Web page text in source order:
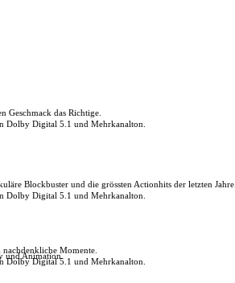
Geschmack das Richtige.
Dolby Digital 5.1 und Mehrkanalton.
Blockbuster und die grössten Actionhits der letzten Jahre.
Dolby Digital 5.1 und Mehrkanalton.
Momente.
und Animation.
Dolby Digital 5.1 und Mehrkanalton.